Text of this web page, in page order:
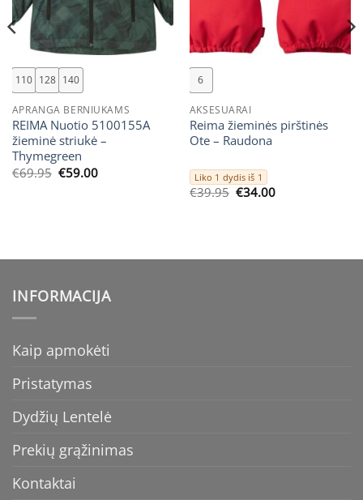
110 128 140
APRANGA BERNIUKAMS
REIMA Nuotio 5100155A
žieminė striukė –
Thymegreen
€69.95 Original
€59.00Current
6
AKSESUARAI
Reima žieminės pirštinės
Ote – Raudona
Liko 1 dydis iš 1
€39.95 Original
€34.00Current
INFORMACIJA
Kaip apmokėti
Pristatymas
Dydžių Lentelė
Prekių grąžinimas
Kontaktai